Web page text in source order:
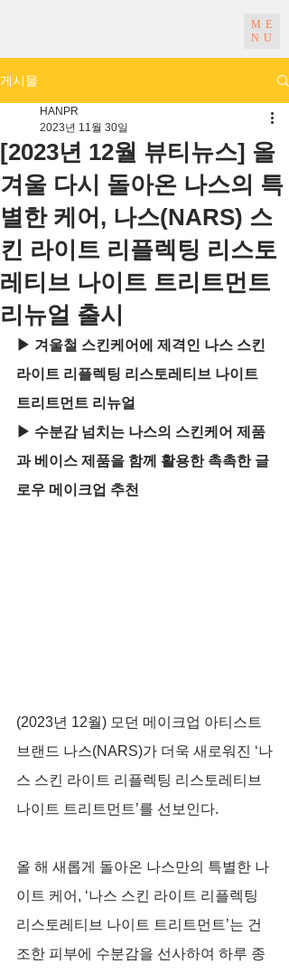
ME
NU
게시물
[2023년 12월 뷰티뉴스] 올
겨울 다시 돌아온 나스의 특
별한 케어, 나스(NARS) 스
킨 라이트 리플렉팅 리스토
레티브 나이트 트리트먼트
리뉴얼 출시
HANPR
2023년 11월 30일
▶ 겨울철 스킨케어에 제격인 나스 스킨
라이트 리플렉팅 리스토레티브 나이트
트리트먼트 리뉴얼
▶ 수분감 넘치는 나스의 스킨케어 제품
과 베이스 제품을 함께 활용한 촉촉한 글
로우 메이크업 추천
(2023년 12월) 모던 메이크업 아티스트
브랜드 나스(NARS)가 더욱 새로워진 ‘나
스 스킨 라이트 리플렉팅 리스토레티브
나이트 트리트먼트’를 선보인다.
올 해 새롭게 돌아온 나스만의 특별한 나
이트 케어, ‘나스 스킨 라이트 리플렉팅
리스토레티브 나이트 트리트먼트’는 건
조한 피부에 수분감을 선사하여 하루 종